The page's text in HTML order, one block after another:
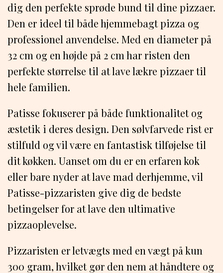
dig den perfekte sprøde bund til dine pizzaer.
Den er ideel til både hjemmebagt pizza og
professionel anvendelse. Med en diameter på
32 cm og en højde på 2 cm har risten den
perfekte størrelse til at lave lækre pizzaer til
hele familien.
Patisse fokuserer på både funktionalitet og
æstetik i deres design. Den sølvfarvede rist er
stilfuld og vil være en fantastisk tilføjelse til
dit køkken. Uanset om du er en erfaren kok
eller bare nyder at lave mad derhjemme, vil
Patisse-pizzaristen give dig de bedste
betingelser for at lave den ultimative
pizzaoplevelse.
Pizzaristen er letvægts med en vægt på kun
300 gram, hvilket gør den nem at håndtere og